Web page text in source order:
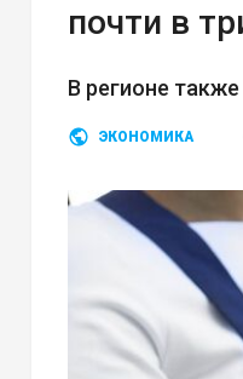
почти в
В регионе
ЭКОНОМИКА